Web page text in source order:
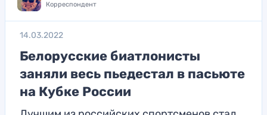
Корреспондент
14.03.2022
Белорусские биатлонисты
заняли весь пьедестал в пасьюте
на Кубке России